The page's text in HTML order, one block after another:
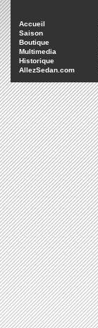
Accueil
Saison
Boutique
Multimedia
Historique
AllezSedan.com